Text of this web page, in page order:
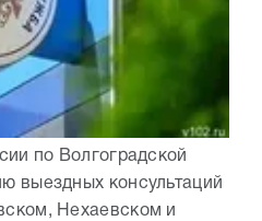
по Волгоградской
выездных консультаций
Нехаевском и